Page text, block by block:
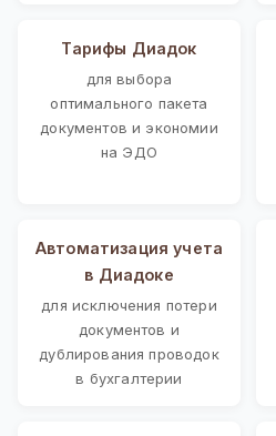
Тарифы Диадок
для выбора
оптимального пакета
документов и экономии
на ЭДО
Автоматизация учета
в Диадоке
для исключения потери
документов и
дублирования проводок
в бухгалтерии